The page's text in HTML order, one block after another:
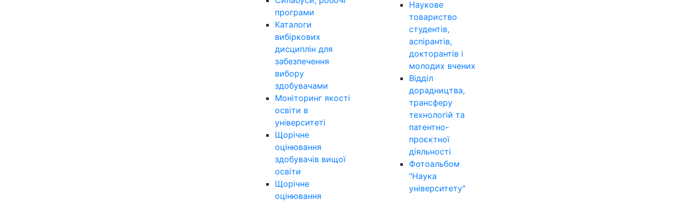
програми
Каталоги
вибіркових
дисциплін для
забезпечення
вибору
здобувачами
Моніторинг якості
освіти в
університеті
Щорічне
оцінювання
здобувачів вищої
освіти
Щорічне
оцінювання
Наукове
товариство
студентів,
аспірантів,
докторантів і
молодих вчених
Відділ
дорадництва,
трансферу
технологій та
патентно-
проєктної
діяльності
Фотоальбом
"Наука
університету"